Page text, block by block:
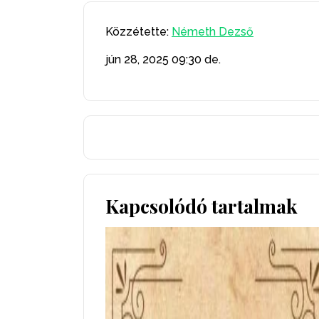
Közzétette: Németh Dezső
jún 28, 2025 09:30 de.
Kapcsolódó tartalmak